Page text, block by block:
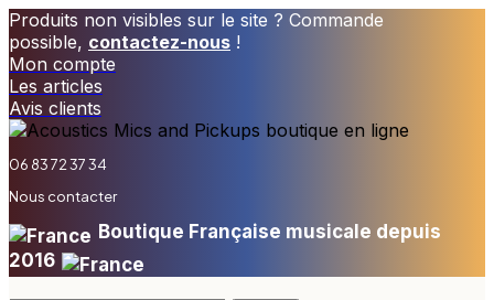
Produits non visibles sur le site ? Commande
possible, contactez-nous !
Mon compte
Les articles
Avis clients
06 83 72 37 34
Nous contacter
Boutique Française musicale depuis
2016